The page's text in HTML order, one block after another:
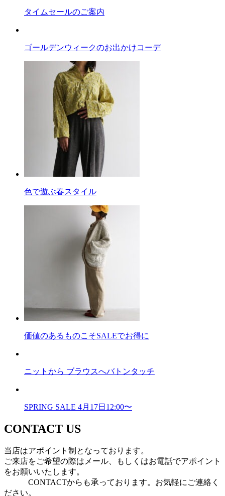
タイムセールのご案内
ゴールデンウィークのお出かけコーデ
色で遊ぶ春スタイル
価値のあるものこそSALEでお得に
ニットから ブラウスへバトンタッチ
SPRING SALE 4月17日12:00〜
CONTACT US
当店はアポイント制となっております。
ご来店をご希望の際はメール、もしくはお電話でアポイント
をお願いいたします。
CONTACTからも承っております。お気軽にご連絡く
ださい。